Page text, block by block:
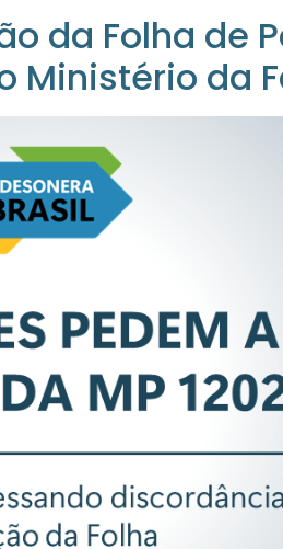
da Folha de
Ministério da